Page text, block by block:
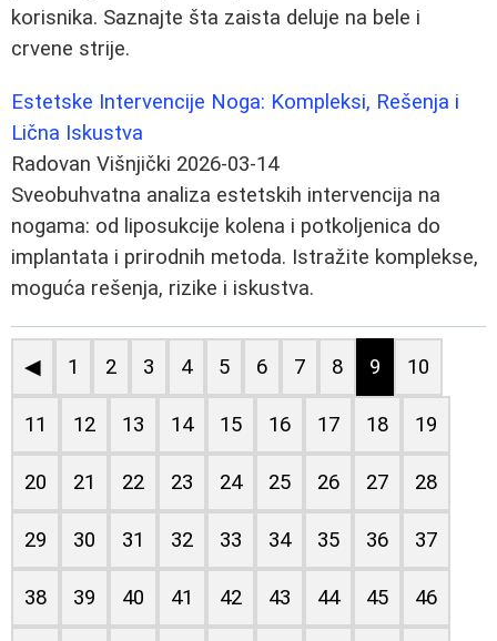
korisnika. Saznajte šta zaista deluje na bele i
crvene strije.
Estetske Intervencije Noga: Kompleksi, Rešenja i
Lična Iskustva
Radovan Višnjički 2026-03-14
Sveobuhvatna analiza estetskih intervencija na
nogama: od liposukcije kolena i potkoljenica do
implantata i prirodnih metoda. Istražite komplekse,
moguća rešenja, rizike i iskustva.
◀ 1 2 3 4 5 6 7 8 9 10
11 12 13 14 15 16 17 18 19
20 21 22 23 24 25 26 27 28
29 30 31 32 33 34 35 36 37
38 39 40 41 42 43 44 45 46